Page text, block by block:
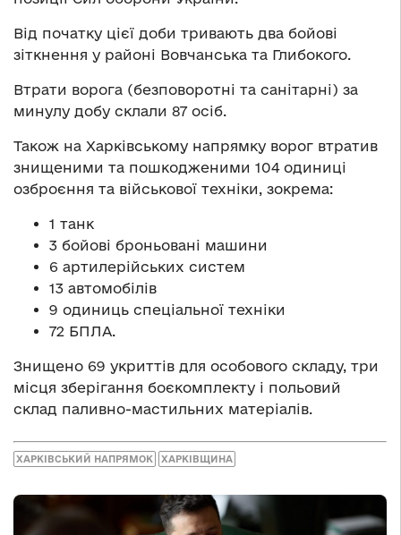
Від початку цієї доби тривають два бойові
зіткнення у районі Вовчанська та Глибокого.
Втрати ворога (безповоротні та санітарні) за
минулу добу склали 87 осіб.
Також на Харківському напрямку ворог втратив
знищеними та пошкодженими 104 одиниці
озброєння та військової техніки, зокрема:
1 танк
3 бойові броньовані машини
6 артилерійських систем
13 автомобілів
9 одиниць спеціальної техніки
72 БПЛА.
Знищено 69 укриттів для особового складу, три
місця зберігання боєкомплекту і польовий
склад паливно-мастильних матеріалів.
ХАРКІВСЬКИЙ НАПРЯМОК ХАРКІВЩИНА